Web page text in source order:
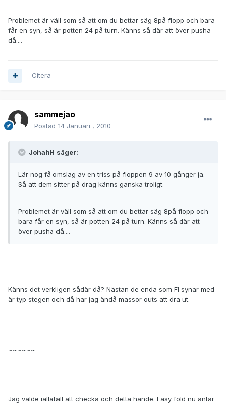
Problemet är väll som så att om du bettar säg 8på flopp och bara
får en syn, så är potten 24 på turn. Känns så där att över pusha
då....
Citera
sammejao
Postad 14 Januari , 2010
JohahH säger:
Lär nog få omslag av en triss på floppen 9 av 10 gånger ja.
Så att dem sitter på drag känns ganska troligt.
Problemet är väll som så att om du bettar säg 8på flopp och
bara får en syn, så är potten 24 på turn. Känns så där att
över pusha då....
Känns det verkligen sådär då? Nästan de enda som FI synar med
är typ stegen och då har jag ändå massor outs att dra ut.
~~~~~~
Jag valde iallafall att checka och detta hände. Easy fold nu antar